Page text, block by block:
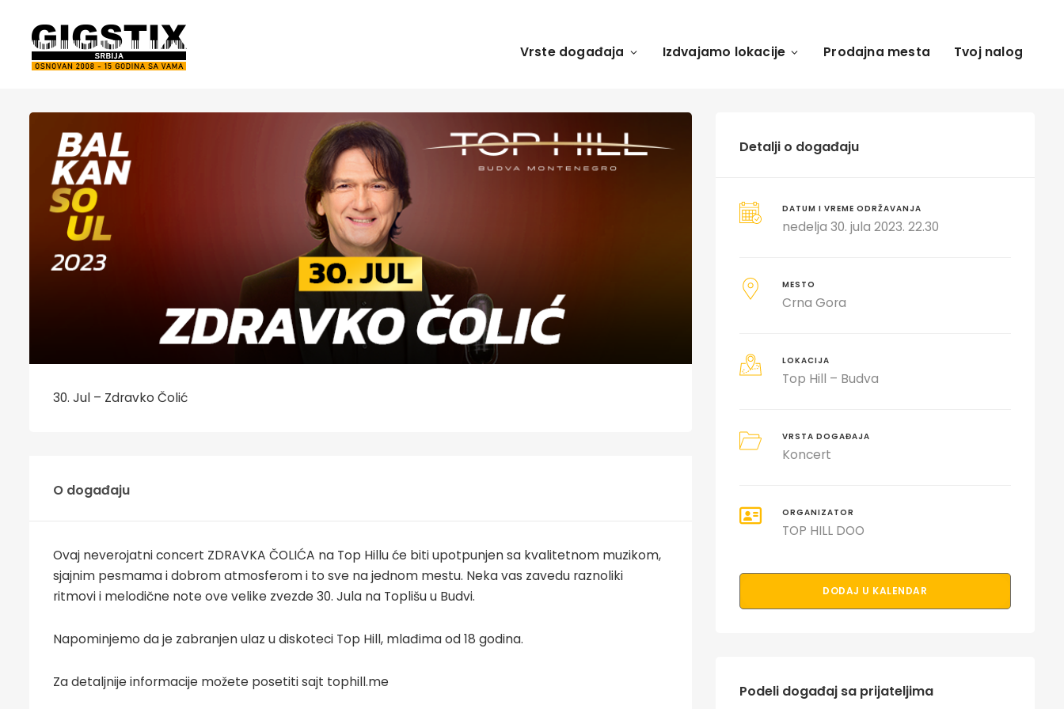
Vrste događaja Izdvajamo lokacije Prodajna mesta Tvoj nalog
30. Jul – Zdravko Čolić
O događaju
Ovaj neverojatni concert ZDRAVKA ČOLIĆA na Top Hillu će biti upotpunjen sa kvalitetnom muzikom,
sjajnim pesmama i dobrom atmosferom i to sve na jednom mestu. Neka vas zavedu raznoliki
ritmovi i melodične note ove velike zvezde 30. Jula na Toplišu u Budvi.
Napominjemo da je zabranjen ulaz u diskoteci Top Hill, mlađima od 18 godina.
Za detaljnije informacije možete posetiti sajt tophill.me
Detalji o događaju
DATUM I VREME ODRŽAVANJA
nedelja 30. jula 2023. 22.30
MESTO
Crna Gora
LOKACIJA
Top Hill – Budva
VRSTA DOGAĐAJA
Koncert
ORGANIZATOR
TOP HILL DOO
DODAJ U KALENDAR
Podeli događaj sa prijateljima